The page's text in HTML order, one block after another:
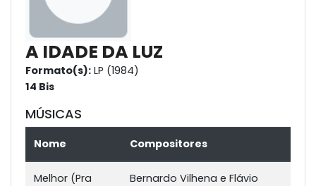
A IDADE DA LUZ
Formato(s): LP (1984)
14 Bis
MÚSICAS
Nome Compositores
Melhor (Pra
Bernardo Vilhena e Flávio